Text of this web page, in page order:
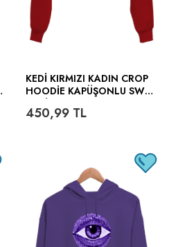
KEDI KIRMIZI KADIN CROP
HOODIE KAPÜŞONLU SWEA
450,99 TL